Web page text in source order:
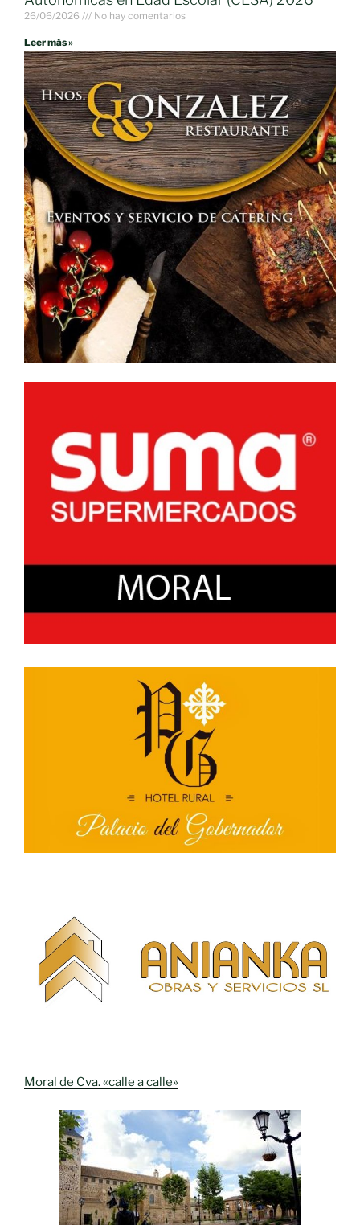
Moral de Cva. «calle a calle»
26/06/2026 No hay comentarios
Leer más »